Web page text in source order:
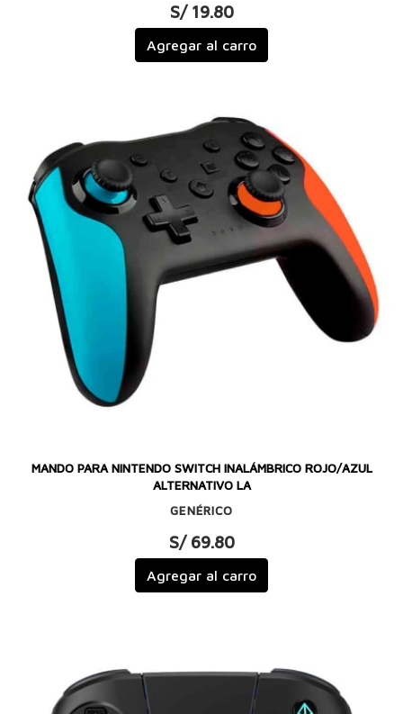
S/ 19.80
Agregar al carro
MANDO PARA NINTENDO SWITCH INALÁMBRICO ROJO/AZUL
ALTERNATIVO LA
GENÉRICO
S/ 69.80
Agregar al carro